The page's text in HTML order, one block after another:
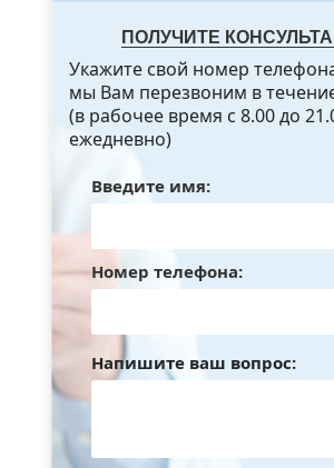
ПОЛУЧИТЕ
Укажите свой номер
мы Вам перезвоним в
(в рабочее время с 8.00 до
ежедневно)
Введите имя:
Номер телефона:
Напишите ваш вопрос: